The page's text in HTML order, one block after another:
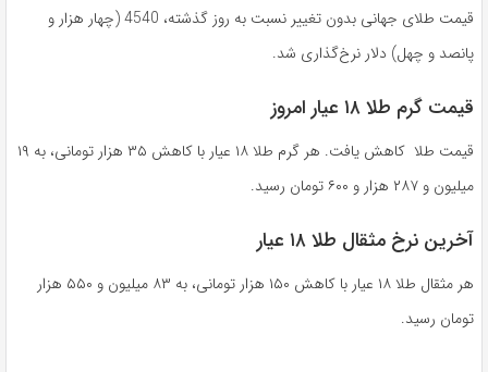
قیمت طلای جهانی بدون تغییر نسبت به روز گذشته، 4540 (چهار هزار و
پانصد و چهل) دلار نرخ‌گذاری شد.
قیمت گرم طلا ۱۸ عیار امروز
قیمت طلا کاهش یافت. هر گرم طلا ۱۸ عیار با کاهش ۳۵ هزار تومانی، به ۱۹
میلیون و ۲۸۷ هزار و ۶۰۰ تومان رسید.
آخرین نرخ مثقال طلا ۱۸ عیار
هر مثقال طلا ۱۸ عیار با کاهش ۱۵۰ هزار تومانی، به ۸۳ میلیون و ۵۵۰ هزار
تومان رسید‌.